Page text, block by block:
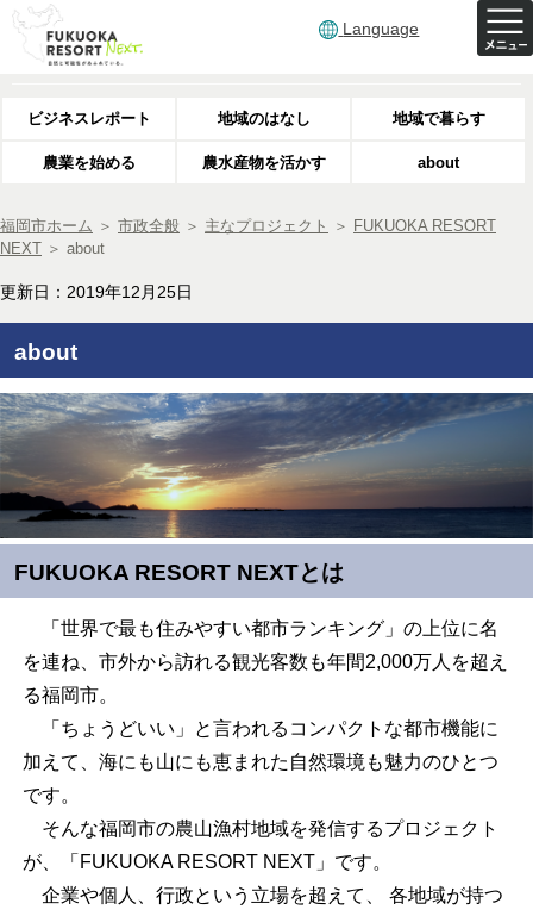
Language
ビジネスレポート 地域のはなし 地域で暮らす
農業を始める 農水産物を活かす about
福岡市ホーム ＞ 市政全般 ＞ 主なプロジェクト ＞ FUKUOKA RESORT
NEXT ＞ about
更新日：2019年12月25日
about
FUKUOKA RESORT NEXTとは
「世界で最も住みやすい都市ランキング」の上位に名
を連ね、市外から訪れる観光客数も年間2,000万人を超え
る福岡市。
「ちょうどいい」と言われるコンパクトな都市機能に
加えて、海にも山にも恵まれた自然環境も魅力のひとつ
です。
そんな福岡市の農山漁村地域を発信するプロジェクト
が、「FUKUOKA RESORT NEXT」です。
企業や個人、行政という立場を超えて、 各地域が持つ